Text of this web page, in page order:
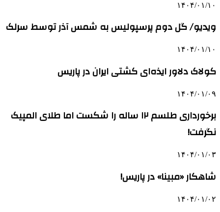
۱۴۰۴/۰۱/۱۰
ویدیو/ گل دوم پرسپولیس به شمس آذر توسط سرلک
۱۴۰۴/۰۱/۱۰
کولاک دلاور ایذه‌ای کشتی ایران در پاریس
۱۴۰۴/۰۱/۰۹
برخورداری طلسم ۱۲ ساله را شکست اما طلای المپیک
نگرفت!
۱۴۰۴/۰۱/۰۳
شاهکار «مبینا» در پاریس!
۱۴۰۴/۰۱/۰۲